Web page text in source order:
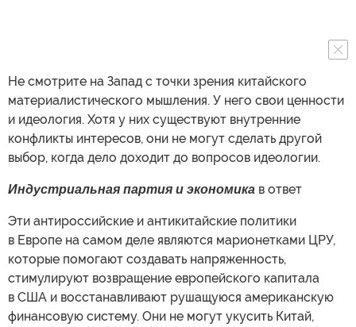
Не смотрите на Запад с точки зрения китайского
материалистического мышления. У него свои ценности
и идеология. Хотя у них существуют внутренние
конфликты интересов, они не могут сделать другой
выбор, когда дело доходит до вопросов идеологии.
Индустриальная партия и экономика в ответ
Эти антироссийские и антикитайские политики
в Европе на самом деле являются марионетками ЦРУ,
которые помогают создавать напряженность,
стимулируют возвращение европейского капитала
в США и восстанавливают рушащуюся американскую
финансовую систему. Они не могут укусить Китай,